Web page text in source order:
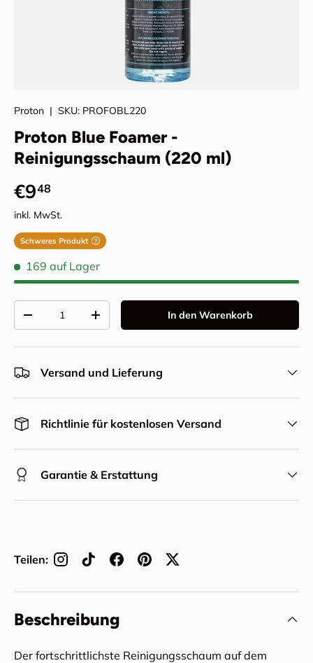
Proton | SKU: PROFOBL220
Proton Blue Foamer -
Reinigungsschaum (220 ml)
Normaler Preis
€948
inkl. MwSt.
Schweres Produkt ?
169 auf Lager
Menge verringernMenge erhöhen In den Warenkorb
Versand und Lieferung
Richtlinie für kostenlosen Versand
Garantie & Erstattung
Teilen:
Beschreibung
Der fortschrittlichste Reinigungsschaum auf dem